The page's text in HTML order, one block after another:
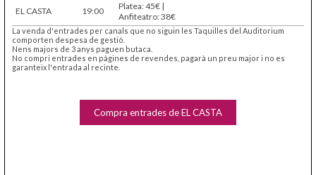
EL CASTA 19:00
Platea: 45€ |
Anfiteatro: 38€
La venda d'entrades per canals que no siguin les Taquilles del Auditorium
comporten despesa de gestió.
Nens majors de 3 anys paguen butaca.
No compri entrades en pàgines de revendes, pagarà un preu major i no es
garanteix l'entrada al recinte.
Compra entrades de EL CASTA